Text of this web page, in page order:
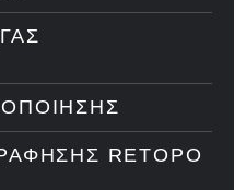
RETOPO